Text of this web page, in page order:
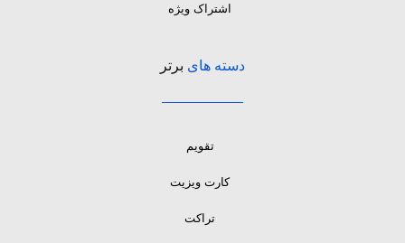
اشتراک ویژه
دسته های برتر
تقویم
کارت ویزیت
تراکت